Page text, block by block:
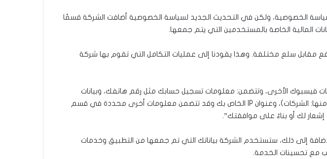
الخصوصية، ولكن في التحديث الجديد لسياسة الخصوصية أضافت الشركة قسمًا
سلع مختلفة. وهذا يقودنا إلى عمليات التكامل التي تقوم بها شركة
فيسبوك الأخرى، وتتضمن: معلومات تسجيل حسابك مثل رقم هاتفك، وبيانات
المعاملات، والمعلومات المتعلقة بالخدمة، ومعلومات حول كيفية تفاعلك مع الآخرين (ومنها: الشركات)، وعنوان IP الخاص بك وقد تتضمن معلومات أخرى محددة في قسم
لك أو بناءً على موافقتك”.
إلى ذلك، ستستخدم الشركة بياناتك التي تم جمعها من التطبيق وخدمات
مع تحسينات الخدمة.